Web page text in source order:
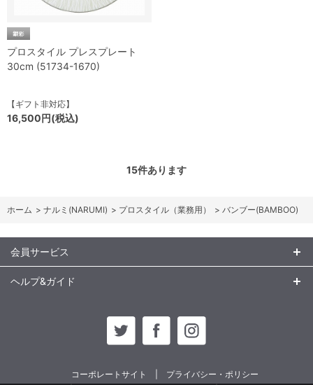
プロスタイル プレスプレート
30cm (51734-1670)
【ギフト非対応】
16,500円(税込)
15件あります
ホーム > ナルミ(NARUMI) > プロスタイル（業務用） > バンブー(BAMBOO)
会員サービス
ヘルプ&ガイド
コーポレートサイト
プライバシー・ポリシー